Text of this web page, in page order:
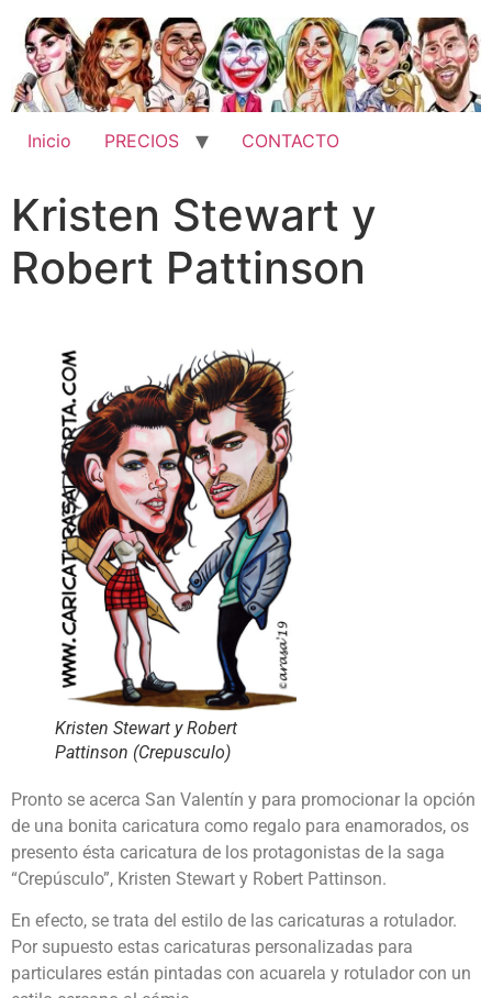
Inicio PRECIOS CONTACTO
Kristen Stewart y
Robert Pattinson
Kristen Stewart y Robert
Pattinson (Crepusculo)
Pronto se acerca San Valentín y para promocionar la opción
de una bonita caricatura como regalo para enamorados, os
presento ésta caricatura de los protagonistas de la saga
“Crepúsculo”, Kristen Stewart y Robert Pattinson.
En efecto, se trata del estilo de las caricaturas a rotulador.
Por supuesto estas caricaturas personalizadas para
particulares están pintadas con acuarela y rotulador con un